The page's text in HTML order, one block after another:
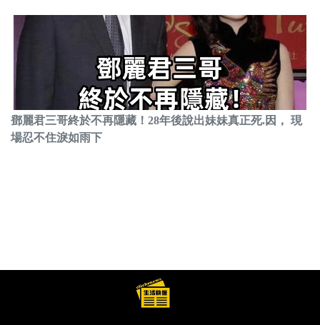
鄧麗君三哥終於不再隱藏！28年後說出妹妹真正死.因， 現
場忍不住淚如雨下